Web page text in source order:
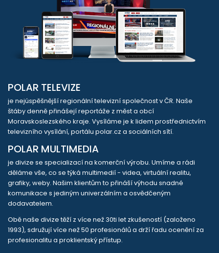
POLAR TELEVIZE
je nejúspěšnější regionální televizní společnost v ČR. Naše
štáby denně přinášejí reportáže z měst a obcí
Moravskoslezského kraje. Vysíláme je k lidem prostřednictvím
televizního vysílání, portálu polar.cz a sociálních sítí.
POLAR MULTIMEDIA
je divize se specializací na komerční výrobu. Umíme a rádi
děláme vše, co se týká multimedií - videa, virtuální realitu,
grafiky, weby. Našim klientům to přináší výhodu snadné
komunikace s jediným univerzálním a osvědčeným
dodavatelem.
Obě naše divize těží z více než 30ti let zkušeností (založeno
1993), sdružují více než 50 profesionálů a drží řadu ocenění za
profesionalitu a proklientský přístup.